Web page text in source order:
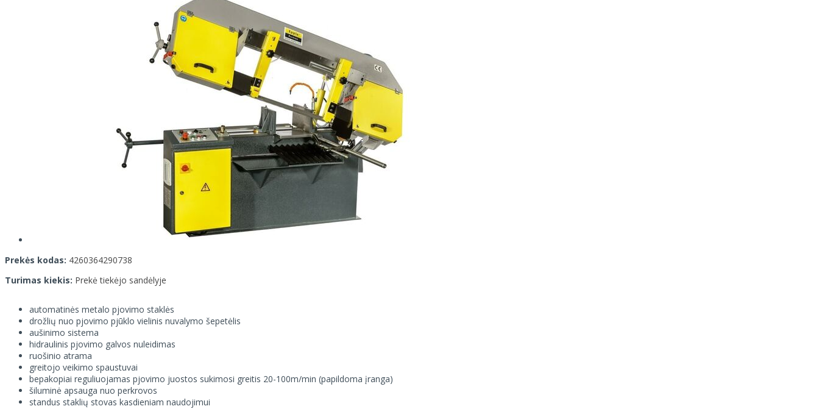
Prekės kodas: 4260364290738
Turimas kiekis: Prekė tiekėjo sandėlyje
automatinės metalo pjovimo staklės
drožlių nuo pjovimo pjūklo vielinis nuvalymo šepetėlis
aušinimo sistema
hidraulinis pjovimo galvos nuleidimas
ruošinio atrama
greitojo veikimo spaustuvai
bepakopiai reguliuojamas pjovimo juostos sukimosi greitis 20-100m/min (papildoma įranga)
šiluminė apsauga nuo perkrovos
standus staklių stovas kasdieniam naudojimui